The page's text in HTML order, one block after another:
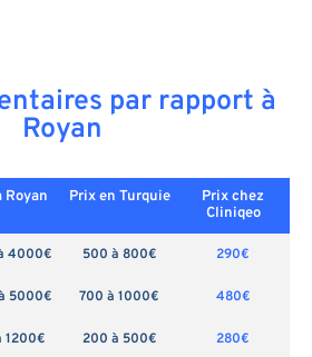
par rapport à
Royan
Royan Prix en Turquie
Prix chez
Cliniqeo
4000€ 500 à 800€
290€
5000€ 700 à 1000€
480€
1200€ 200 à 500€
280€